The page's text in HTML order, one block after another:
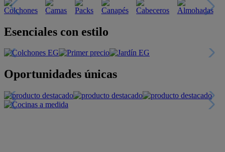
Esenciales con estilo
Oportunidades únicas